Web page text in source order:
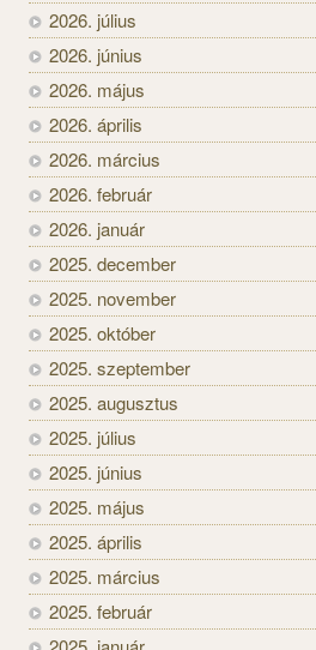
2026. július
2026. június
2026. május
2026. április
2026. március
2026. február
2026. január
2025. december
2025. november
2025. október
2025. szeptember
2025. augusztus
2025. július
2025. június
2025. május
2025. április
2025. március
2025. február